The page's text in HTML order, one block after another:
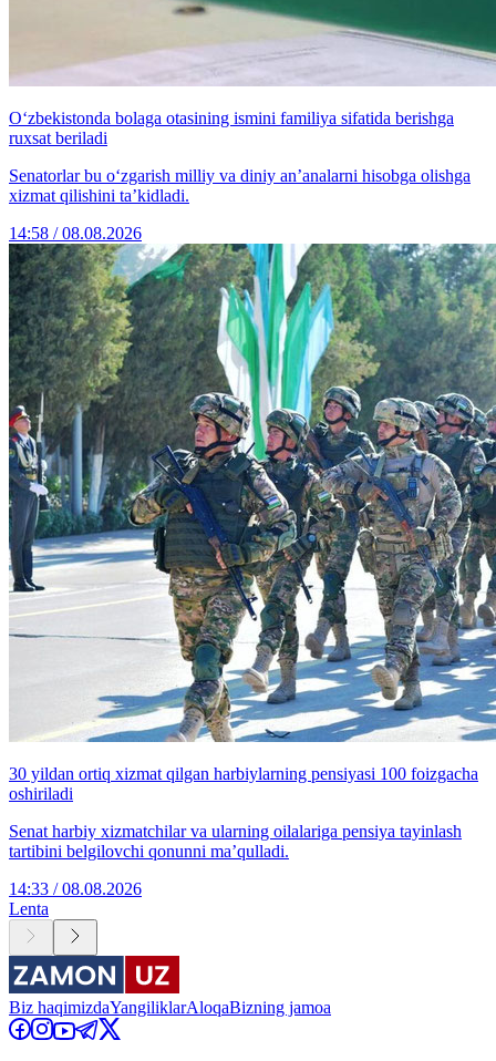
O‘zbekistonda bolaga otasining ismini familiya sifatida berishga
ruxsat beriladi
Senatorlar bu o‘zgarish milliy va diniy an’analarni hisobga olishga
xizmat qilishini ta’kidladi.
14:58 / 08.08.2026
30 yildan ortiq xizmat qilgan harbiylarning pensiyasi 100 foizgacha
oshiriladi
Senat harbiy xizmatchilar va ularning oilalariga pensiya tayinlash
tartibini belgilovchi qonunni ma’qulladi.
14:33 / 08.08.2026
Lenta
Biz haqimizdaYangiliklarAloqaBizning jamoa